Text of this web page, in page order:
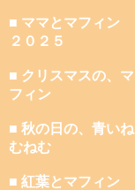
■ ママとマフィン
２０２５
■ クリスマスの、マ
フィン
■ 秋の日の、青いね
むねむ
■ 紅葉とマフィン